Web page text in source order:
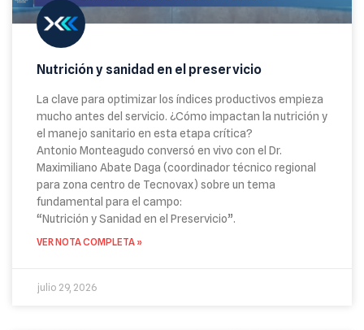
Nutrición y sanidad en el preservicio
La clave para optimizar los índices productivos empieza
mucho antes del servicio. ¿Cómo impactan la nutrición y
el manejo sanitario en esta etapa crítica?
Antonio Monteagudo conversó en vivo con el Dr.
Maximiliano Abate Daga (coordinador técnico regional
para zona centro de Tecnovax) sobre un tema
fundamental para el campo:
“Nutrición y Sanidad en el Preservicio”.
VER NOTA COMPLETA »
julio 29, 2026